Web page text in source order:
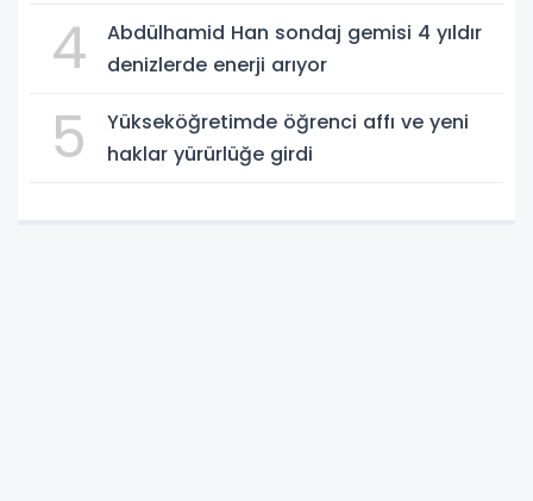
4
Abdülhamid Han sondaj gemisi 4 yıldır
denizlerde enerji arıyor
5
Yükseköğretimde öğrenci affı ve yeni
haklar yürürlüğe girdi